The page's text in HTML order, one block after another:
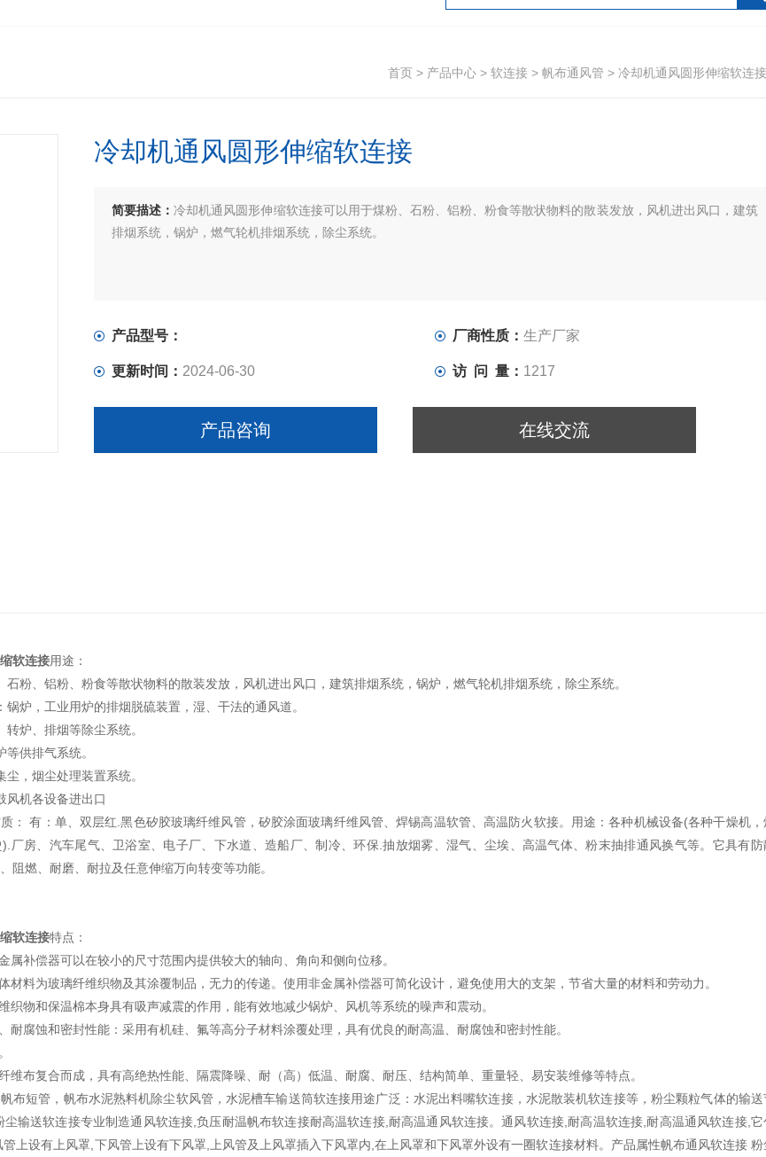
首页 > 产品中心 > 软连接 > 帆布通风管 > 冷却机通风圆形伸缩软连接
冷却机通风圆形伸缩软连接
简要描述：冷却机通风圆形伸缩软连接可以用于煤粉、石粉、铝粉、粉食等散状物料的散装发放，风机进出风口，建筑
排烟系统，锅炉，燃气轮机排烟系统，除尘系统。
产品型号： 厂商性质： 生产厂家
更新时间： 2024-06-30 访 问 量： 1217
产品咨询 在线交流
软连接用途：
石粉、铝粉、粉食等散状物料的散装发放，风机进出风口，建筑排烟系统，锅炉，燃气轮机排烟系统，除尘系统。
锅炉，工业用炉的排烟脱硫装置，湿、干法的通风道。
炉、排烟等除尘系统。
供排气系统。
，烟尘处理装置系统。
风机各设备进出口
： 有：单、双层红.黑色矽胶玻璃纤维风管，矽胶涂面玻璃纤维风管、焊锡高温软管、高温防火软接。用途：各种机械设备(各种干燥机，
厂房、汽车尾气、卫浴室、电子厂、下水道、造船厂、制冷、环保.抽放烟雾、湿气、尘埃、高温气体、粉末抽排通风换气等。它具有防
阻燃、耐磨、耐拉及任意伸缩万向转变等功能。
软连接特点：
属补偿器可以在较小的尺寸范围内提供较大的轴向、角向和侧向位移。
材料为玻璃纤维织物及其涂覆制品，无力的传递。使用非金属补偿器可简化设计，避免使用大的支架，节省大量的材料和劳动力。
织物和保温棉本身具有吸声减震的作用，能有效地减少锅炉、风机等系统的噪声和震动。
耐腐蚀和密封性能：采用有机硅、氟等高分子材料涂覆处理，具有优良的耐高温、耐腐蚀和密封性能。
维布复合而成，具有高绝热性能、隔震降噪、耐（高）低温、耐腐、耐压、结构简单、重量轻、易安装维修等特点。
布短管，帆布水泥熟料机除尘软风管，水泥槽车输送筒软连接用途广泛：水泥出料嘴软连接，水泥散装机软连接等，粉尘颗粒气体的输送
输送软连接专业制造通风软连接,负压耐温帆布软连接耐高温软连接,耐高温通风软连接。通风软连接,耐高温软连接,耐高温通风软连接,它
上设有上风罩,下风管上设有下风罩,上风管及上风罩插入下风罩内,在上风罩和下风罩外设有一圈软连接材料。产品属性帆布通风软连接 粉